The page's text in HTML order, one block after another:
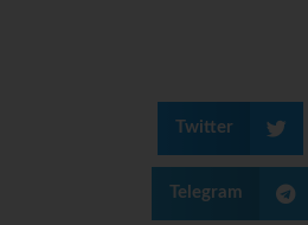
Twitter
Telegram